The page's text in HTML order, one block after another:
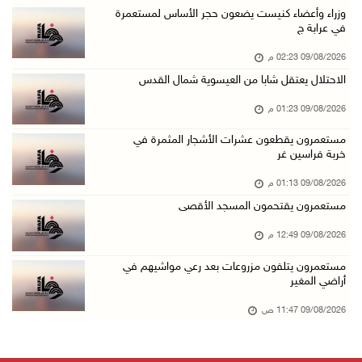
إجلاء طبي عبر معبر رفح شمل 78 شخصا
09/آب/2026 01:06 م
مستعمرون يقتحمون المسجد الأقصى
مصر تنعى القائد الوطني دياب اللوح
09/آب/2026 12:27 م
حالات الإجهاض في غزة تتضاعف ثلاث مرات
09/آب/2026 12:12 م
مركز الاتصال الحكومي يرصد أهم التدخلات التي ن ...
سلطة النقد و"اوريدو" توقعان مذكرة تفاهم للاست ...
وزراء وأعضاء كنيست يضعون حجر الأساس لمستعمرة
في عرابة ج
09/08/2026 02:23 م
الاحتلال يعتقل شابا من العيسوية شمال القدس
09/08/2026 01:23 م
مستعمرون يقطعون عشرات الأشجار المثمرة في
خربة فراسين غر
09/08/2026 01:13 م
مستعمرون يقتحمون المسجد الأقصى
09/08/2026 12:49 م
مستعمرون يتلفون مزروعات بعد رعي مواشيهم في
أراضي المغير
09/08/2026 11:47 ص